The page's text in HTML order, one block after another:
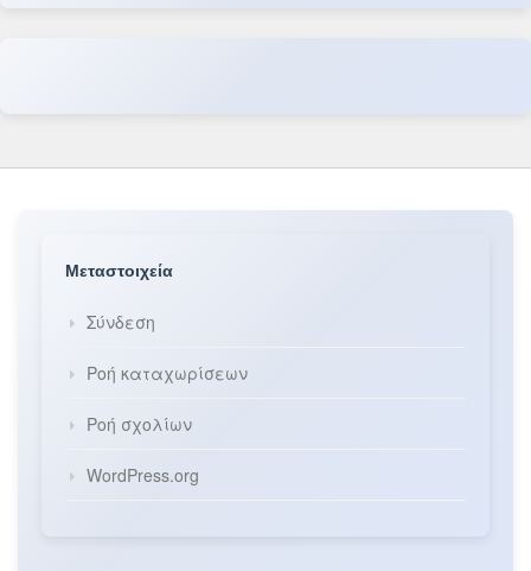
Μεταστοιχεία
Σύνδεση
Ροή καταχωρίσεων
Ροή σχολίων
WordPress.org